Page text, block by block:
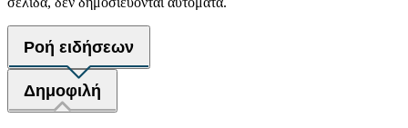
Ροή ειδήσεων
Δημοφιλή